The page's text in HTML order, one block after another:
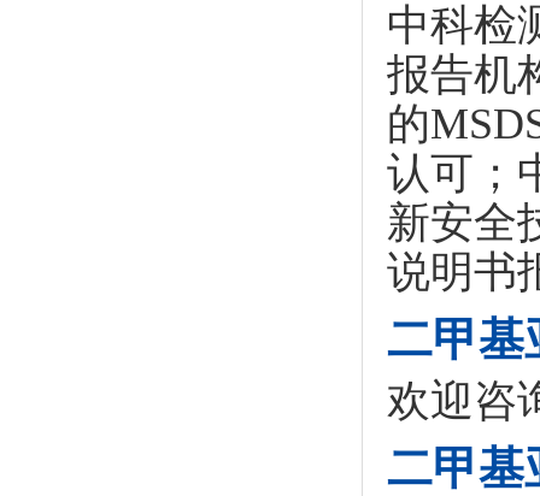
中科检
报告机
的
认可；
新安全
说明书
二甲基
欢迎咨
二甲基